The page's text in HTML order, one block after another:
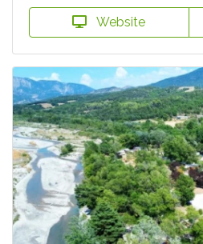
Website